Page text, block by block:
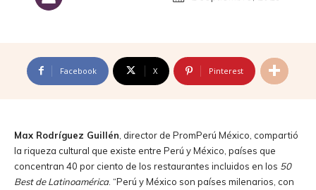
Facebook X Pinterest
Max Rodríguez Guillén , director de PromPerú México, compartió
la riqueza cultural que existe entre Perú y México, países que
concentran 40 por ciento de los restaurantes incluidos en los 50
Best de Latinoamérica. “Perú y México son países milenarios, con